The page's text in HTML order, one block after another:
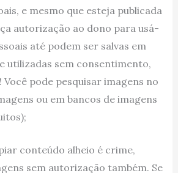
e mesmo que esteja publicada
autorização ao dono para usá-
até podem ser salvas em
utilizadas sem consentimento,
pode pesquisar imagens no
ou em bancos de imagens
conteúdo alheio é crime,
sem autorização também. Se